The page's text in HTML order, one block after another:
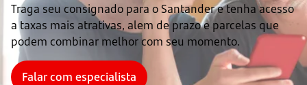
Traga seu consignado para o Santander e tenha acesso
a taxas mais atrativas, alem de prazo e parcelas que
podem combinar melhor com seu momento.
Falar com especialista